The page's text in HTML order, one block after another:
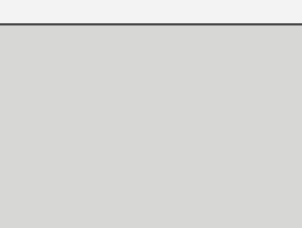
[GK] Guillermo del Toro